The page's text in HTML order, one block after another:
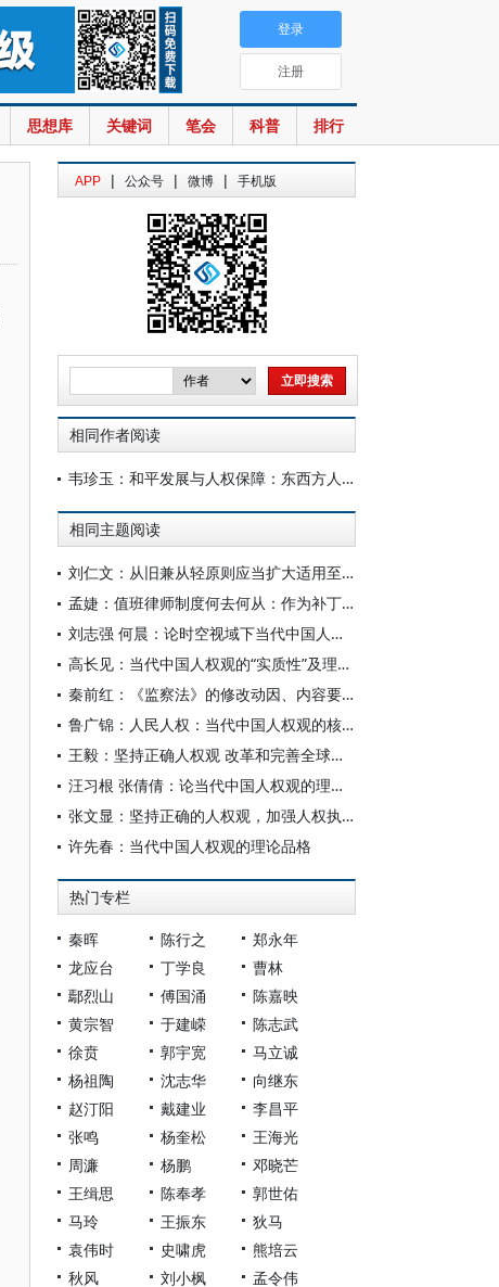
思想库 关键词 笔会 科普 排行
登录
注册
APP | 公众号 | 微博 | 手机版
相同作者阅读
韦珍玉：和平发展与人权保障：东西方人权观的差异及中国经验的启示
相同主题阅读
刘仁文：从旧兼从轻原则应当扩大适用至生效判决
孟婕：值班律师制度何去何从：作为补丁抑或自成体系
刘志强 何晨：论时空视域下当代中国人权观的四重维度
高长见：当代中国人权观的“实质性”及理论展开
秦前红：《监察法》的修改动因、内容要旨及实施展望
鲁广锦：人民人权：当代中国人权观的核心要义
王毅：坚持正确人权观 改革和完善全球人权治理
汪习根 张倩倩：论当代中国人权观的理论体系构建
张文显：坚持正确的人权观，加强人权执法司法保障
许先春：当代中国人权观的理论品格
热门专栏
秦晖 陈行之
郑永年
龙应台
丁学良
曹林
鄢烈山
傅国涌
陈嘉映
黄宗智
于建嵘
陈志武
徐贲
郭宇宽
马立诚
杨祖陶
沈志华
向继东
赵汀阳
戴建业
李昌平
张鸣
杨奎松
王海光
周濂
杨鹏
邓晓芒
王缉思
陈奉孝
郭世佑
马玲
王振东
狄马
袁伟时
史啸虎
熊培云
秋风
刘小枫
孟令伟